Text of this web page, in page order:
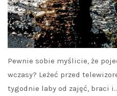
Pewnie sobie myślicie, że
wczasy? Leżeć przed
tygodnie laby od zajęć, braci